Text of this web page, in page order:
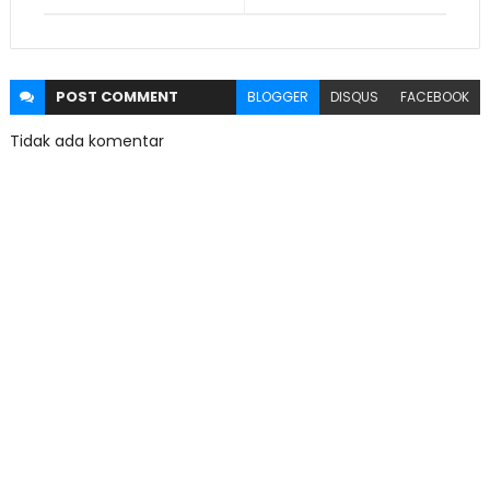
POST COMMENT BLOGGER DISQUS FACEBOOK
Tidak ada komentar